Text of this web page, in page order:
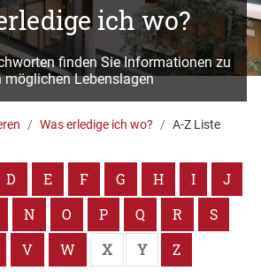
ich wo?
finden Sie Informationen zu
möglichen Lebenslagen
Was erledige ich wo? A-Z Liste
D E F G H I
J
N O P Q R
S
V W X Y Z